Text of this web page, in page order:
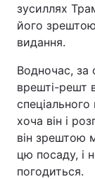
зусиллях
його
видання.
Водночас,
врешті-решт
хоча він і
він зрештою
цю посаду, і
погодиться.